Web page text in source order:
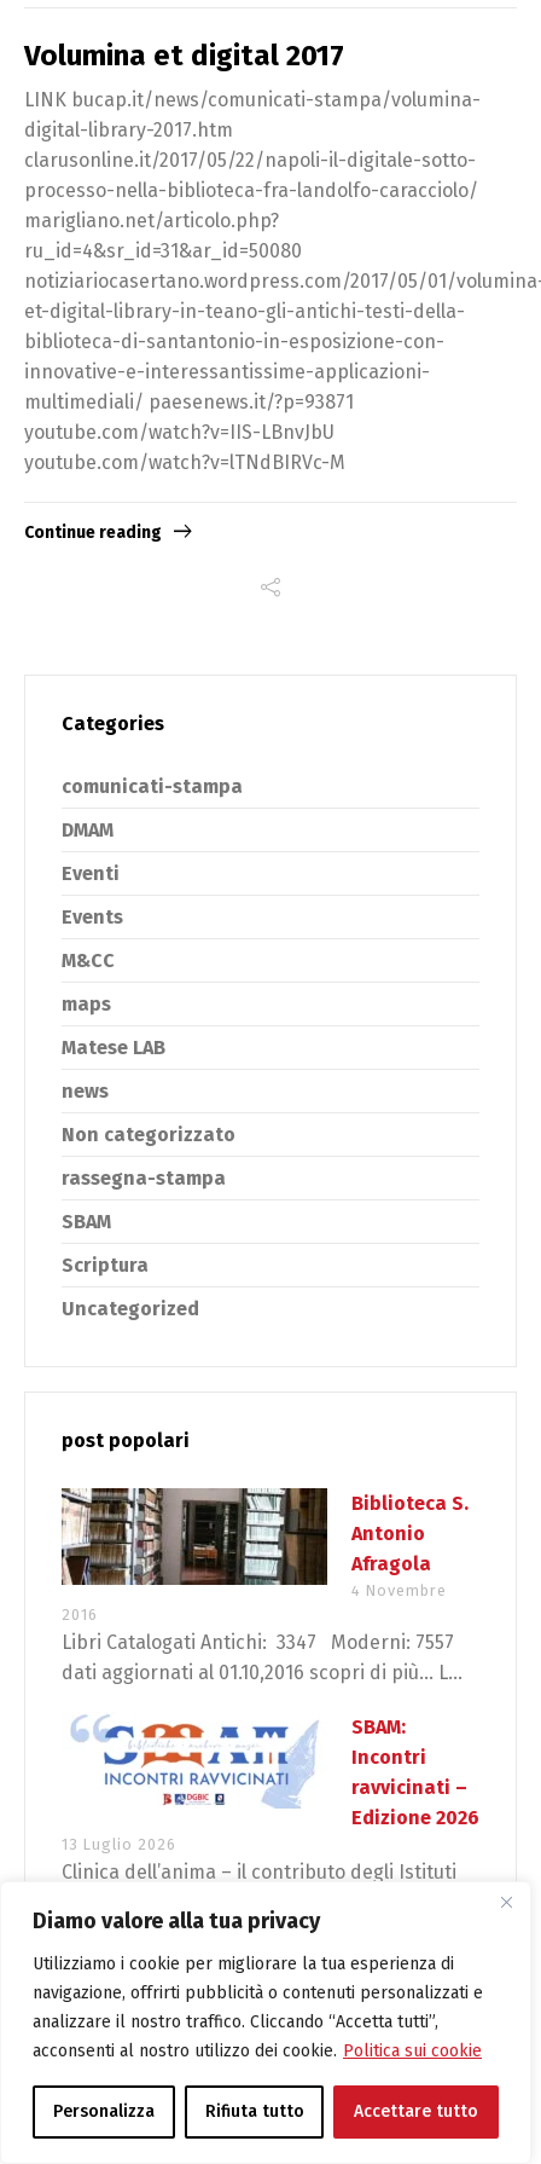
Diamo valore alla tua privacy
Utilizziamo i cookie per migliorare la tua esperienza di
navigazione, offrirti pubblicità o contenuti personalizzati e
analizzare il nostro traffico. Cliccando “Accetta tutti”,
acconsenti al nostro utilizzo dei cookie. Politica sui cookie
Personalizza Rifiuta tutto Accettare tutto
Volumina et digital 2017
LINK bucap.it/news/comunicati-stampa/volumina-
digital-library-2017.htm
clarusonline.it/2017/05/22/napoli-il-digitale-sotto-
processo-nella-biblioteca-fra-landolfo-caracciolo/
marigliano.net/articolo.php?
ru_id=4&sr_id=31&ar_id=50080
notiziariocasertano.wordpress.com/2017/05/01/
et-digital-library-in-teano-gli-antichi-testi-della-
biblioteca-di-santantonio-in-esposizione-con-
innovative-e-interessantissime-applicazioni-
multimediali/ paesenews.it/?p=93871
youtube.com/watch?v=IIS-LBnvJbU
youtube.com/watch?v=lTNdBIRVc-M
Continue reading
Categories
comunicati-stampa
DMAM
Eventi
Events
M&CC
maps
Matese LAB
news
Non categorizzato
rassegna-stampa
SBAM
Scriptura
Uncategorized
post popolari
Biblioteca S.
Antonio
Afragola
4 Novembre
2016
Libri Catalogati Antichi: 3347 Moderni: 7557
dati aggiornati al 01.10,2016 scopri di più… L...
SBAM:
Incontri
ravvicinati –
Edizione 2026
13 Luglio 2026
Clinica dell’anima – il contributo degli Istituti
comun...
Tags